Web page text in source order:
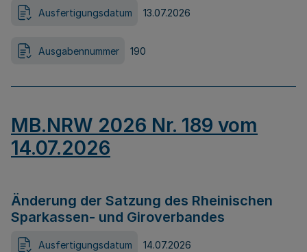
Ausfertigungsdatum 13.07.2026
Ausgabennummer 190
MB.NRW 2026 Nr. 189 vom
14.07.2026
Änderung der Satzung des Rheinischen
Sparkassen- und Giroverbandes
Ausfertigungsdatum 14.07.2026